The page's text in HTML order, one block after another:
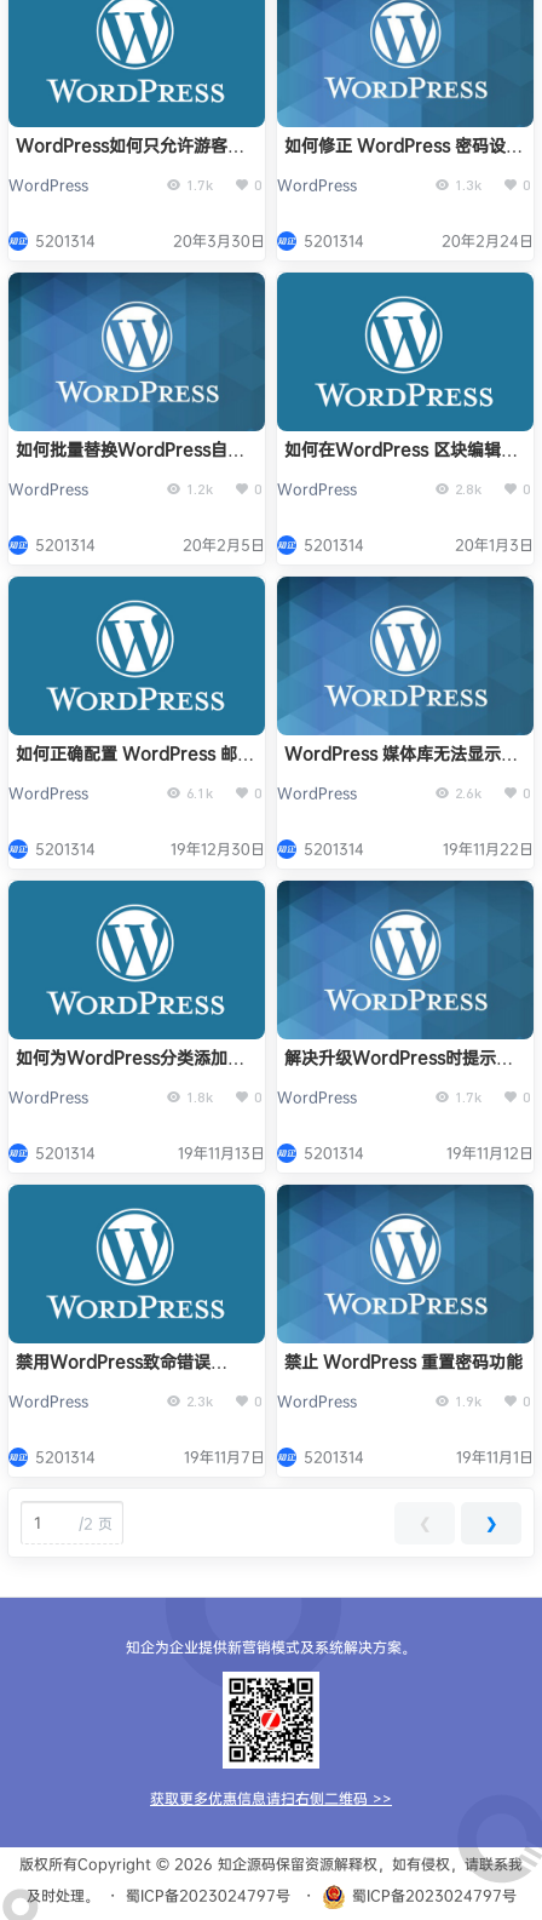
WordPress如何只允许游客浏
WordPress 1.7k 0
5201314 20年3月30日
如何修正 WordPress 密码设置
WordPress 1.3k 0
5201314 20年2月24日
如何批量替换WordPress自定
WordPress 1.2k 0
5201314 20年2月5日
如何在WordPress 区块编辑器
WordPress 2.8k 0
5201314 20年1月3日
如何正确配置 WordPress 邮件
WordPress 6.1k 0
5201314 19年12月30日
WordPress 媒体库无法显示图
WordPress 2.6k 0
5201314 19年11月22日
如何为WordPress分类添加选
WordPress 1.8k 0
5201314 19年11月13日
解决升级WordPress时提示：
WordPress 1.7k 0
5201314 19年11月12日
禁用WordPress致命错误
WordPress 2.3k 0
5201314 19年11月7日
禁止 WordPress 重置密码功能
WordPress 1.9k 0
5201314 19年11月1日
/2 页 ❮ ❯
知企为企业提供新营销模式及系统解决方案。
获取更多优惠信息请扫右侧二维码 >>
版权所有Copyright © 2026 知企源码保留资源解释权，如有侵权，请联系我
及时处理。
・ 蜀ICP备2023024797号 ・
蜀ICP备2023024797号